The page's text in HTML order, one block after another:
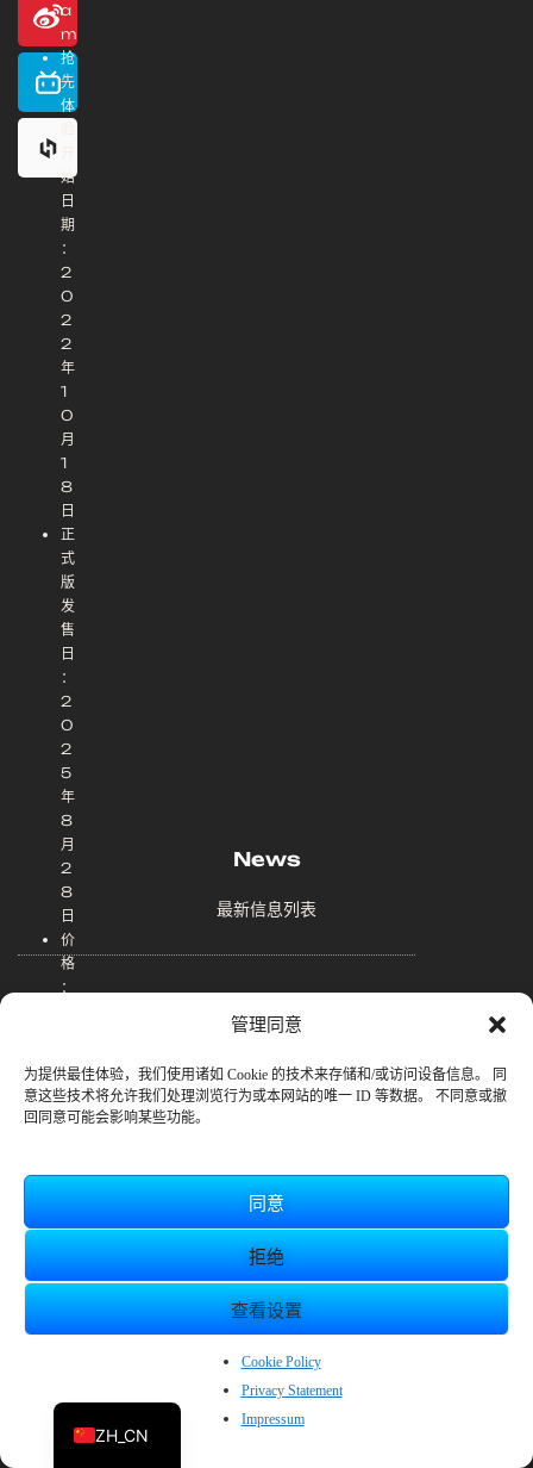
管理同意
为提供最佳体验，我们使用诸如 Cookie 的技术来存储和/或访问设备信息。 同
意这些技术将允许我们处理浏览行为或本网站的唯一 ID 等数据。 不同意或撤
回同意可能会影响某些功能。
同意
拒绝
查看设置
Cookie Policy
Privacy Statement
Impressum
a
m
抢
先
体
始
日
期
：
2
0
2
2
年
1
0
月
1
8
日
正
式
版
发
售
日
：
2
0
2
5
年
8
月
2
8
日
价
格
：
元
（
Y
开
社
News
最新信息列表
购买前常见问题解答
ZH_CN